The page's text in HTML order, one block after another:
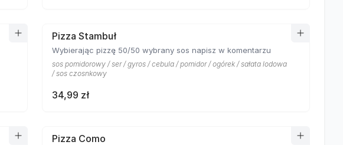
Pizza Stambuł
Wybierając pizzę 50/50 wybrany sos napisz w komentarzu
sos pomidorowy / ser / gyros / cebula / pomidor / ogórek / sałata lodowa
/ sos czosnkowy
34,99 zł
Pizza Como